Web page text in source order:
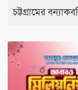
চট্টগ্রামের